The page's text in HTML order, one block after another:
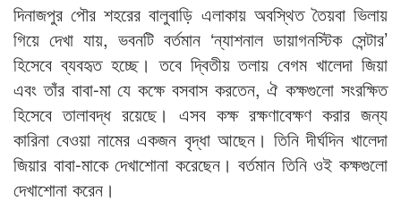
দিনাজপুর পৌর শহরের বালুবাড়ি এলাকায় অবস্থিত তৈয়বা ভিলায়
গিয়ে দেখা যায়, ভবনটি বর্তমান ‘ন্যাশনাল ডায়াগনস্টিক সেন্টার’
হিসেবে ব্যবহৃত হচ্ছে। তবে দ্বিতীয় তলায় বেগম খালেদা জিয়া
এবং তাঁর বাবা-মা যে কক্ষে বসবাস করতেন, ঐ কক্ষগুলো সংরক্ষিত
হিসেবে তালাবদ্ধ রয়েছে। এসব কক্ষ রক্ষণাবেক্ষণ করার জন্য
কারিনা বেওয়া নামের একজন বৃদ্ধা আছেন। তিনি দীর্ঘদিন খালেদা
জিয়ার বাবা-মাকে দেখাশোনা করেছেন। বর্তমান তিনি ওই কক্ষগুলো
দেখাশোনা করেন।